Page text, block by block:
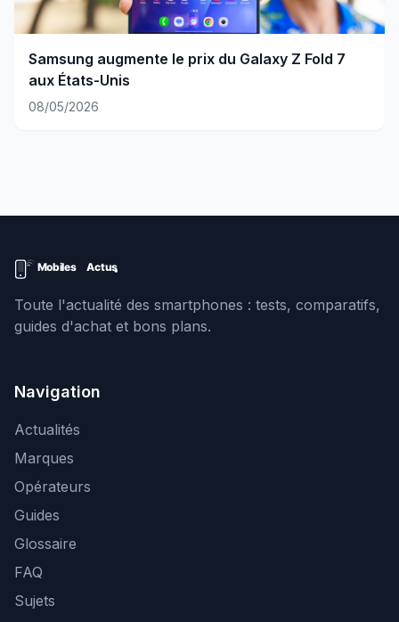
Samsung augmente le prix du Galaxy Z Fold 7
aux États-Unis
08/05/2026
Toute l'actualité des smartphones : tests, comparatifs,
guides d'achat et bons plans.
Navigation
Actualités
Marques
Opérateurs
Guides
Glossaire
FAQ
Sujets